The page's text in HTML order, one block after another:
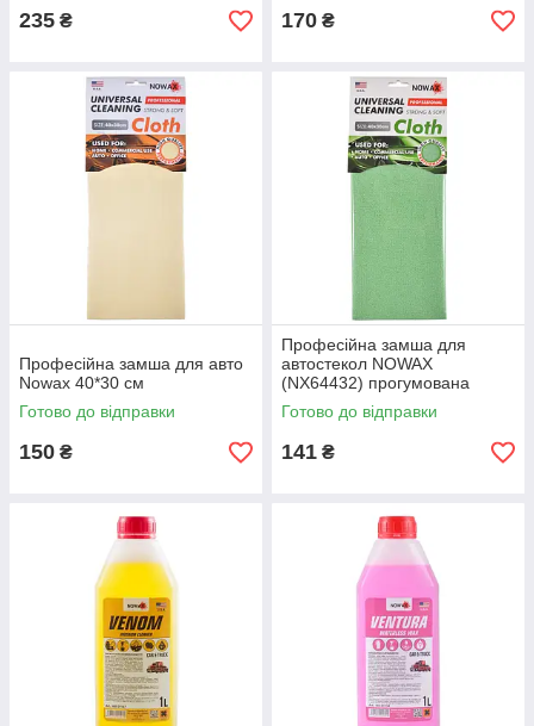
235 ₴ 170 ₴
Професійна замша для авто
Nowax 40*30 см
Готово до відправки
150 ₴
Професійна замша для
автостекол NOWAX
(NX64432) прогумована
40*30 см Розпродаж!
Готово до відправки
141 ₴